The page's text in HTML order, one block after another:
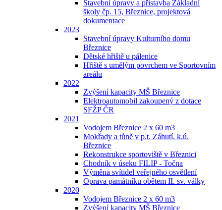
Stavební úpravy a přístavba Základní
školy čp. 15, Březnice, projektová
dokumentace
2023
Stavební úpravy Kulturního domu
Březnice
Dětské hřiště u pálenice
Hřiště s umělým povrchem ve Sportovním
areálu
2022
Zvýšení kapacity MŠ Březnice
Elektroautomobil zakoupený z dotace
SFŽP ČR
2021
Vodojem Březnice 2 x 60 m3
Mokřady a tůně v p.t. Záhutí, k.ú.
Březnice
Rekonstrukce sportoviště v Březnici
Chodník v úseku FILIP - Točna
Výměna svítidel veřejného osvětlení
Oprava památníku obětem II. sv. války
2020
Vodojem Březnice 2 x 60 m3
Zvýšení kapacity MŠ Březnice